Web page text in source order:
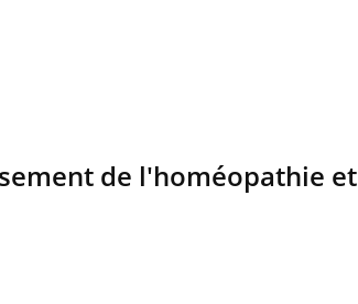
de l'homéopathie et